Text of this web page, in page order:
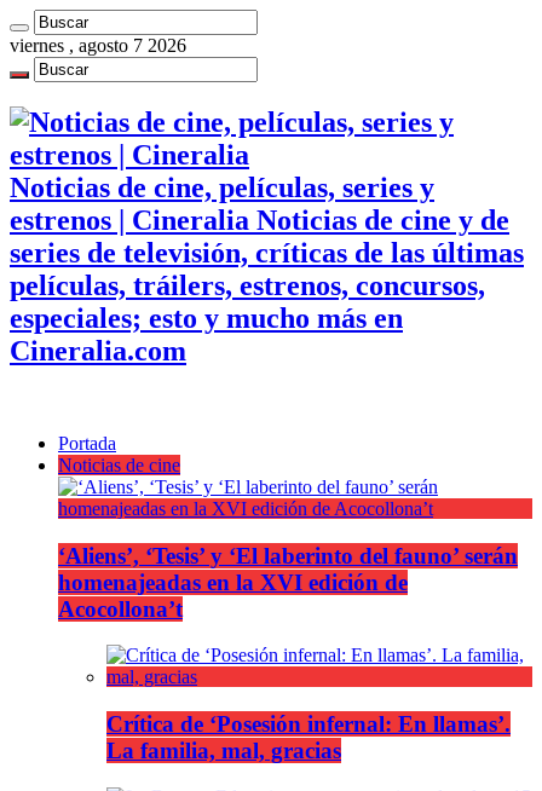
viernes , agosto 7 2026
Noticias de cine, películas, series y
estrenos | Cineralia Noticias de cine y de
series de televisión, críticas de las últimas
películas, tráilers, estrenos, concursos,
especiales; esto y mucho más en
Cineralia.com
Portada
Noticias de cine
‘Aliens’, ‘Tesis’ y ‘El laberinto del fauno’ serán
homenajeadas en la XVI edición de
Acocollona’t
Crítica de ‘Posesión infernal: En llamas’.
La familia, mal, gracias